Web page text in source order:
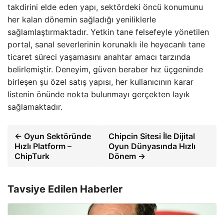
takdirini elde eden yapı, sektördeki öncü konumunu
her kalan dönemin sağladığı yeniliklerle
sağlamlaştırmaktadır. Yetkin tane felsefeyle yönetilen
portal, sanal severlerinin korunaklı ile heyecanlı tane
ticaret süreci yaşamasını anahtar amacı tarzında
belirlemiştir. Deneyim, güven beraber hız üçgeninde
birleşen şu özel satış yapısı, her kullanıcının karar
listenin önünde nokta bulunmayı gerçekten layık
sağlamaktadır.
← Oyun Sektöründe
Hızlı Platform –
ChipTurk
Chipcin Sitesi İle Dijital
Oyun Dünyasında Hızlı
Dönem →
Tavsiye Edilen Haberler